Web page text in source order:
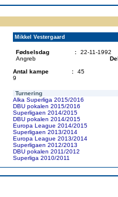
Mikkel Vestergaard
Fødselsdag :
22-11-1992
Angreb
Antal kampe
:
45
9
Turnering
Alka Superliga 2015/2016
DBU pokalen 2015/2016
Superligaen 2014/2015
DBU pokalen 2014/2015
Europa League 2014/2015
Superligaen 2013/2014
Europa League 2013/2014
Superligaen 2012/2013
DBU pokalen 2011/2012
Superliga 2010/2011